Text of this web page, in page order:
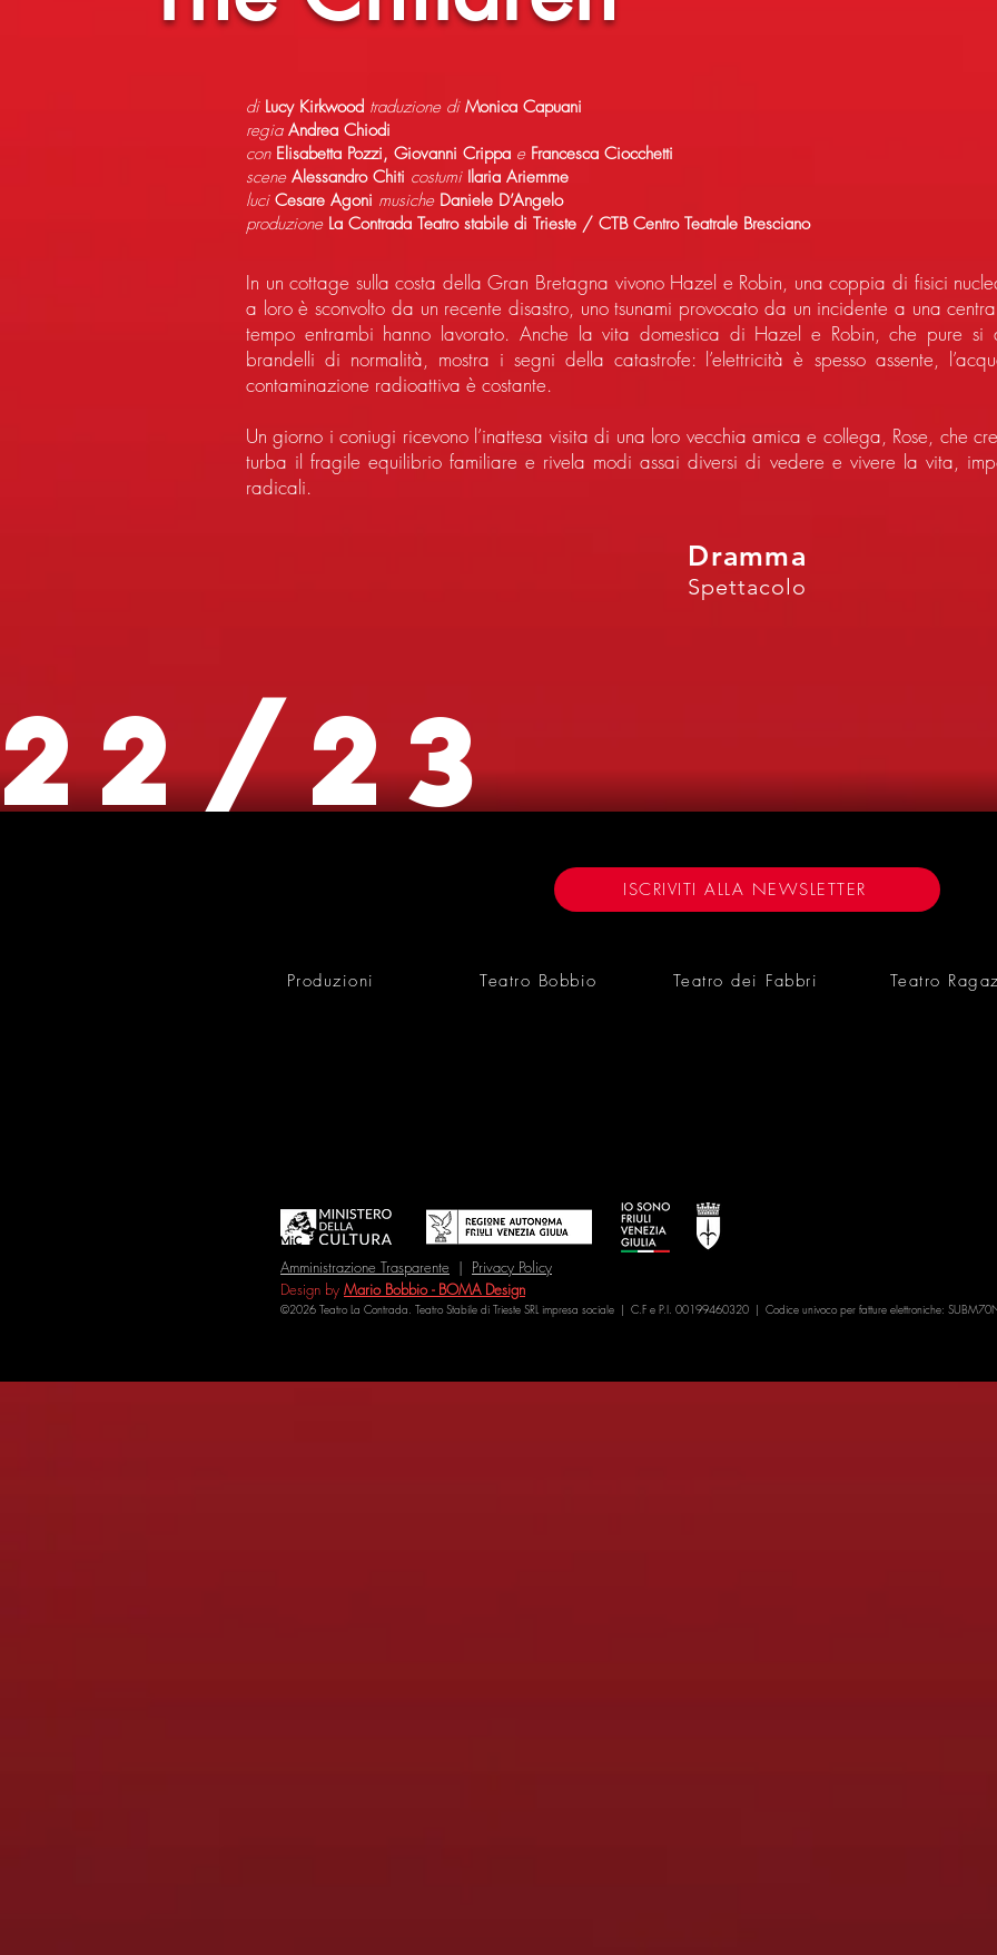
di Lucy Kirkwood traduzione di Monica Capuani
regia Andrea Chiodi
con Elisabetta Pozzi, Giovanni Crippa e Francesca Ciocchetti
scene Alessandro Chiti costumi Ilaria Ariemme
luci Cesare Agoni musiche Daniele D’Angelo
produzione La Contrada Teatro stabile di Trieste / CTB Centro Teatrale Bresciano
In un cottage sulla costa della Gran Bretagna vivono Hazel e Robin, una coppia di fisici
a loro è sconvolto da un recente disastro, uno tsunami provocato da un incidente a una
tempo entrambi hanno lavorato. Anche la vita domestica di Hazel e Robin, che pure si
brandelli di normalità, mostra i segni della catastrofe: l’elettricità è spesso assente,
contaminazione radioattiva è costante.
Un giorno i coniugi ricevono l’inattesa visita di una loro vecchia amica e collega, Rose, che
turba il fragile equilibrio familiare e rivela modi assai diversi di vedere e vivere la vita,
radicali.
Dramma
Spettacolo
22/23
ISCRIVITI ALLA NEWSLETTER
Produzioni Teatro Bobbio Teatro dei Fabbri Teatro
Amministrazione Trasparente | Privacy Policy
Design by Mario Bobbio - BOMA Design
©2026 Teatro La Contrada. Teatro Stabile di Trieste SRL impresa sociale | C.F e P.I. 00199460320 | Codice univoco per fatture elettroniche: